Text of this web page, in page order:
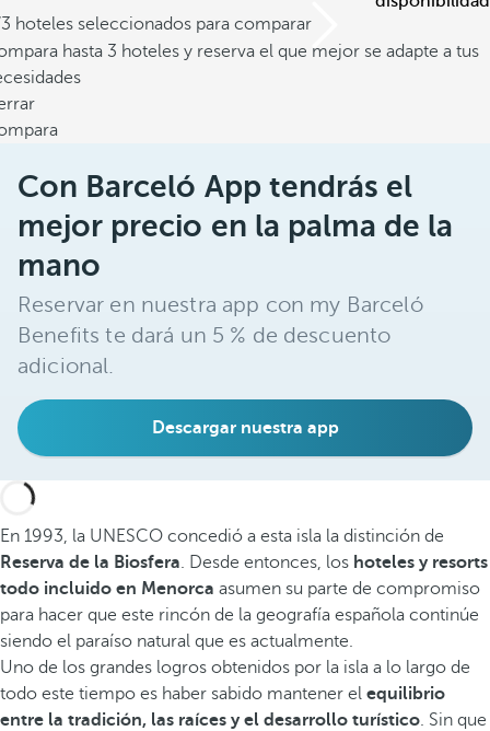
hoteles seleccionados para comparar
hasta 3 hoteles y reserva el que mejor se adapte a tus
Con Barceló App tendrás el
mejor precio en la palma de la
mano
Reservar en nuestra app con my Barceló
Benefits te dará un 5 % de descuento
adicional.
Descargar nuestra app
En 1993, la UNESCO concedió a esta isla la distinción de
Reserva de la Biosfera. Desde entonces, los hoteles y resorts
todo incluido en Menorca asumen su parte de compromiso
para hacer que este rincón de la geografía española continúe
siendo el paraíso natural que es actualmente.
Uno de los grandes logros obtenidos por la isla a lo largo de
todo este tiempo es haber sabido mantener el equilibrio
entre la tradición, las raíces y el desarrollo turístico. Sin que